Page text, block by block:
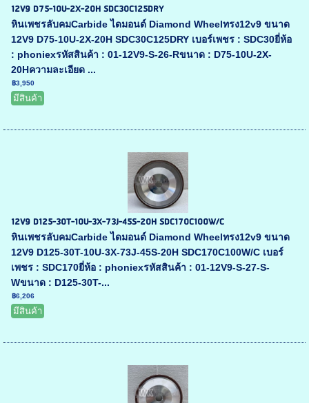
12V9 D75-10U-2X-20H SDC30C125DRY
หินเพชรลับคมCarbide ไดมอนด์ Diamond Wheelทรง12v9 ขนาด
12V9 D75-10U-2X-20H SDC30C125DRY เบอร์เพชร : SDC30ยี่ห้อ
: phoniexรหัสสินค้า : 01-12V9-S-26-Rขนาด : D75-10U-2X-
20Hความละเอียด ...
฿3,950
มีสินค้า
12V9 D125-30T-10U-3X-73J-45S-20H SDC170C100W/C
หินเพชรลับคมCarbide ไดมอนด์ Diamond Wheelทรง12v9 ขนาด
12V9 D125-30T-10U-3X-73J-45S-20H SDC170C100W/C เบอร์
เพชร : SDC170ยี่ห้อ : phoniexรหัสสินค้า : 01-12V9-S-27-S-
Wขนาด : D125-30T-...
฿6,206
มีสินค้า